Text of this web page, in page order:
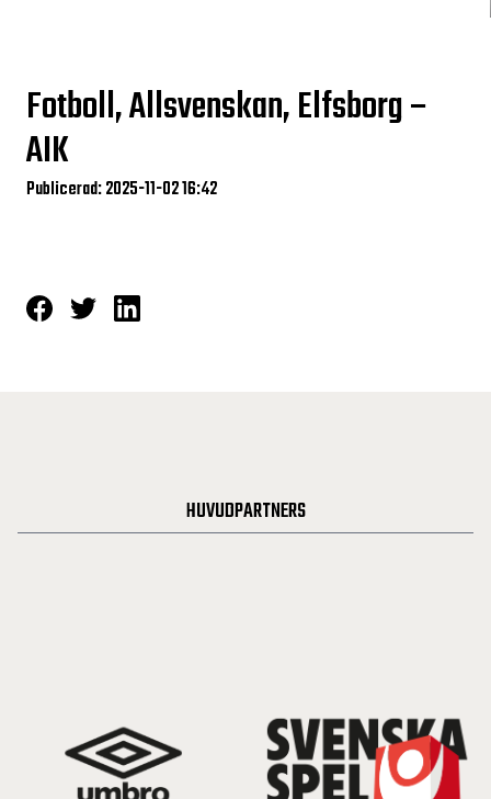
Fotboll, Allsvenskan, Elfsborg –
AIK
Publicerad: 2025-11-02 16:42
HUVUDPARTNERS